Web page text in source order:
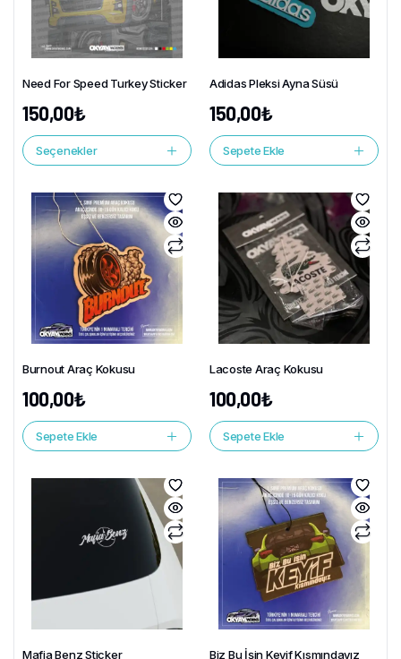
Need For Speed Turkey Sticker
150,00₺
Seçenekler
Adidas Pleksi Ayna Süsü
150,00₺
Sepete Ekle
Burnout Araç Kokusu
100,00₺
Sepete Ekle
Lacoste Araç Kokusu
100,00₺
Sepete Ekle
Mafia Benz Sticker
Biz Bu İşin Keyif Kısmındayız